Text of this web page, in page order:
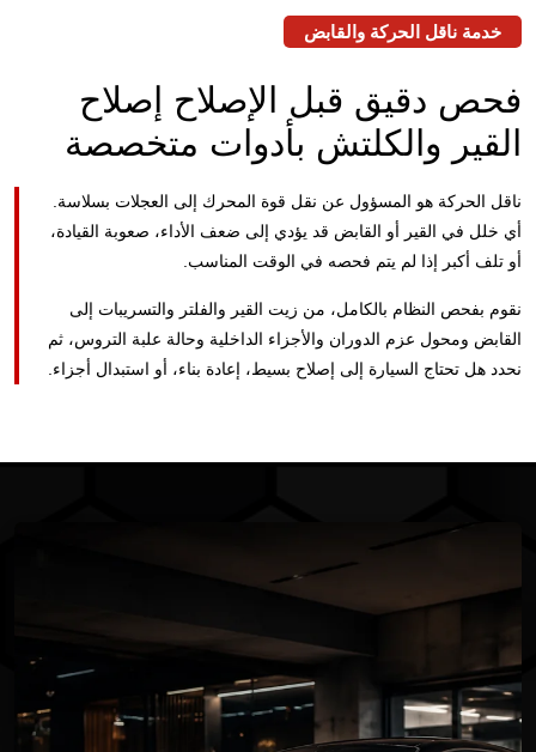
خدمة ناقل الحركة والقابض
فحص دقيق قبل الإصلاح إصلاح
القير والكلتش بأدوات متخصصة
ناقل الحركة هو المسؤول عن نقل قوة المحرك إلى العجلات بسلاسة.
أي خلل في القير أو القابض قد يؤدي إلى ضعف الأداء، صعوبة القيادة،
أو تلف أكبر إذا لم يتم فحصه في الوقت المناسب.
نقوم بفحص النظام بالكامل، من زيت القير والفلتر والتسريبات إلى
القابض ومحول عزم الدوران والأجزاء الداخلية وحالة علبة التروس، ثم
نحدد هل تحتاج السيارة إلى إصلاح بسيط، إعادة بناء، أو استبدال أجزاء.